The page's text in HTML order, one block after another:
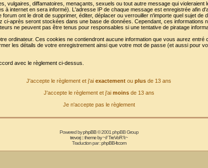
vulgaires, diffamatoires, menaçants, sexuels ou tout autre message qui violeraient
à internet en sera informé). L'adresse IP de chaque message est enregistrée afin
ont le droit de supprimer, éditer, déplacer ou verrouiller n'importe quel sujet de
après seront stockées dans une base de données. Cependant, ces informations
ne peuvent pas être tenus pour responsables si une tentative de piratage
ordinateur. Ces cookies ne contiendront aucune information que vous aurez entré
les détails de votre enregistrement ainsi que votre mot de passe (et aussi pour
avec le règlement ci-dessus.
J'accepte le règlement et j'ai exactement ou plus de 13 ans
J'accepte le règlement et j'ai moinsde 13 ans
Je n'accepte pas le règlement
Powered byphpBB© 2001 phpBB Group
trevorj :: theme by ~// TreVoR \\~
Traduction par :phpBB-fr.com